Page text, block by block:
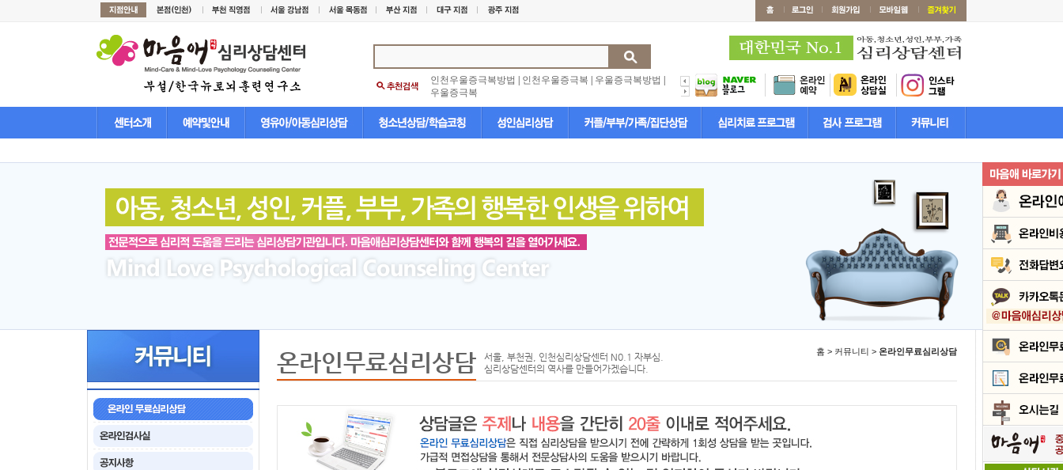
인천우울증극복방법 인천우울증극복 우울증극복방법
우울증극복
온라인무료심리상담
서울, 부천권, 인천심리상담센터 N0.1 자부심.
심리상담센터의 역사를 만들어가겠습니다.
홈 > 커뮤니티 > 온라인무료심리상담